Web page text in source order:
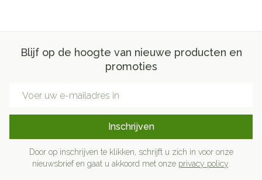
Blijf op de hoogte van nieuwe producten en
promoties
Inschrijven
Door op inschrijven te klikken, schrijft u zich in voor onze
nieuwsbrief en gaat u akkoord met onze privacy policy